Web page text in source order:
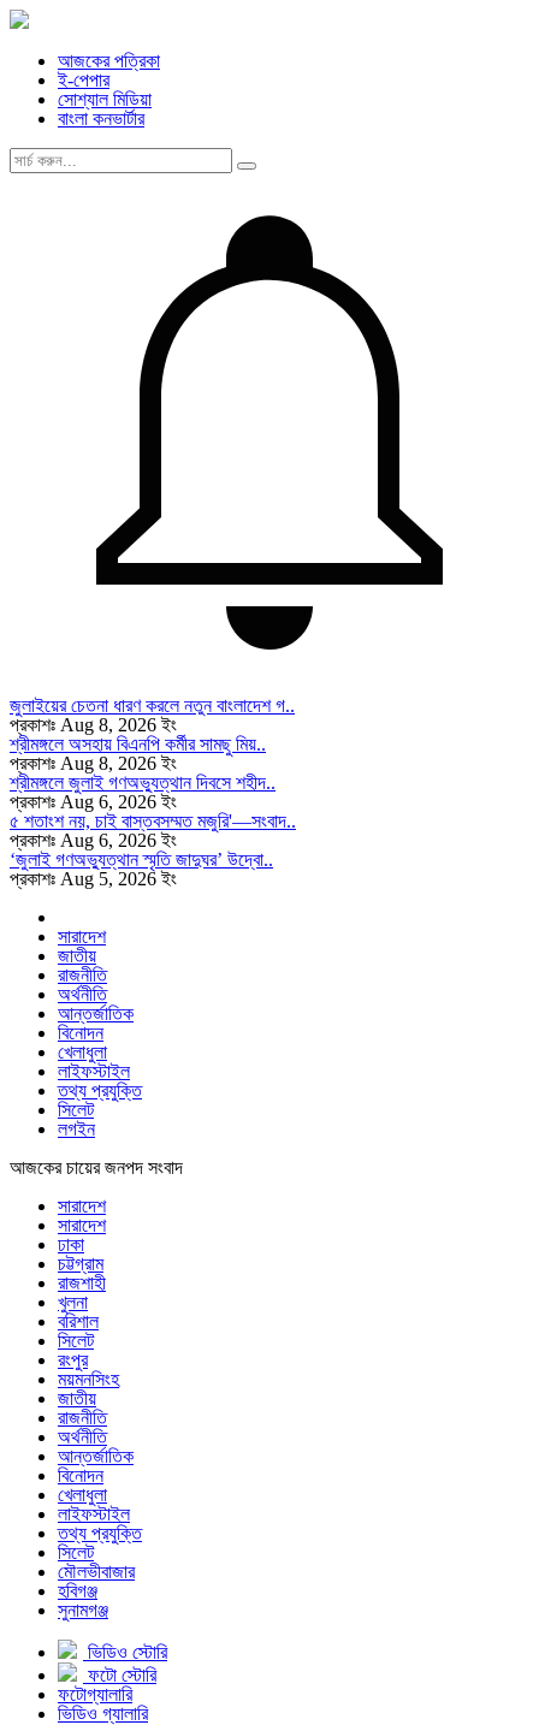
আজকের পত্রিকা
ই-পেপার
সোশ্যাল মিডিয়া
বাংলা কনভার্টার
জুলাইয়ের চেতনা ধারণ করলে নতুন বাংলাদেশ গ..
প্রকাশঃ Aug 8, 2026 ইং
শ্রীমঙ্গলে অসহায় বিএনপি কর্মীর সামছু মিয়..
প্রকাশঃ Aug 8, 2026 ইং
শ্রীমঙ্গলে জুলাই গণঅভ্যুত্থান দিবসে শহীদ..
প্রকাশঃ Aug 6, 2026 ইং
৫ শতাংশ নয়, চাই বাস্তবসম্মত মজুরি'—সংবাদ..
প্রকাশঃ Aug 6, 2026 ইং
‘জুলাই গণঅভ্যুত্থান স্মৃতি জাদুঘর’ উদ্বো..
প্রকাশঃ Aug 5, 2026 ইং
সারাদেশ
জাতীয়
রাজনীতি
অর্থনীতি
আন্তর্জাতিক
বিনোদন
খেলাধুলা
লাইফস্টাইল
তথ্য প্রযুক্তি
সিলেট
লগইন
আজকের চায়ের জনপদ সংবাদ
সারাদেশ
সারাদেশ
ঢাকা
চট্টগ্রাম
রাজশাহী
খুলনা
বরিশাল
সিলেট
রংপুর
ময়মনসিংহ
জাতীয়
রাজনীতি
অর্থনীতি
আন্তর্জাতিক
বিনোদন
খেলাধুলা
লাইফস্টাইল
তথ্য প্রযুক্তি
সিলেট
মৌলভীবাজার
হবিগঞ্জ
সুনামগঞ্জ
ভিডিও স্টোরি
ফটো স্টোরি
ফটোগ্যালারি
ভিডিও গ্যালারি